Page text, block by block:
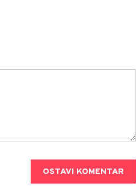
OSTAVI KOMENTAR